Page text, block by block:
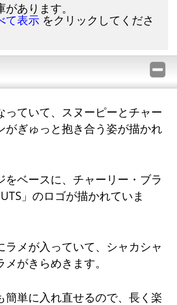
あります。
て表示 をクリックしてくださ
っていて、スヌーピーとチャー
がぎゅっと抱き合う姿が描かれ
をベースに、チャーリー・ブラ
」のロゴが描かれていま
ラメが入っていて、シャカシャ
がきらめきます。
簡単に入れ直せるので、長く楽